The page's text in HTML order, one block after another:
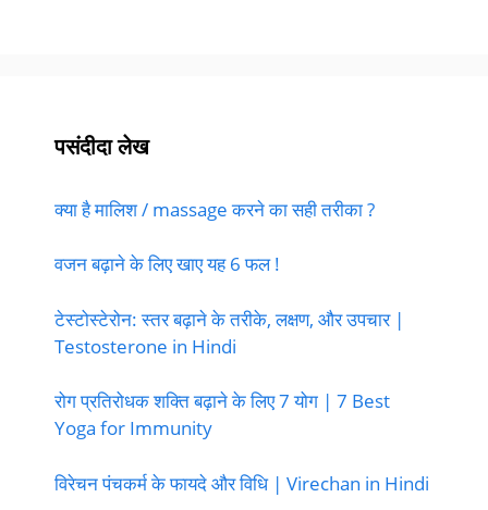
पसंदीदा लेख
क्या है मालिश / massage करने का सही तरीका ?
वजन बढ़ाने के लिए खाए यह 6 फल !
टेस्टोस्टेरोन: स्तर बढ़ाने के तरीके, लक्षण, और उपचार |
Testosterone in Hindi
रोग प्रतिरोधक शक्ति बढ़ाने के लिए 7 योग | 7 Best
Yoga for Immunity
विरेचन पंचकर्म के फायदे और विधि | Virechan in Hindi